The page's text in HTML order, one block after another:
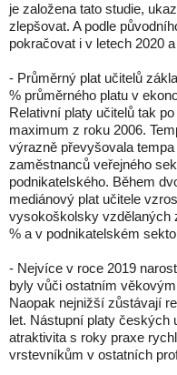
je založena tato studie,
zlepšovat. A podle
pokračovat i v letech 2020
- Průměrný plat učitelů
% průměrného platu v
Relativní platy učitelů tak
maximum z roku 2006.
výrazně převyšovala
zaměstnanců veřejného
podnikatelského. Během
mediánový plat učitele
vysokoškolsky vzdělaných
% a v podnikatelském
- Nejvíce v roce 2019
byly vůči ostatním
Naopak nejnižší zůstávají
let. Nástupní platy českých
atraktivita s roky praxe
vrstevníkům v ostatních